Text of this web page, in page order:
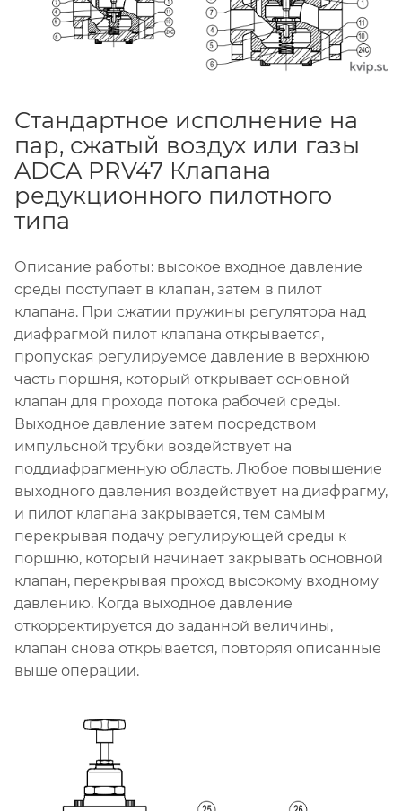
Стандартное исполнение на
пар, сжатый воздух или газы
ADCA PRV47 Клапана
редукционного пилотного
типа
Описание работы: высокое входное давление
среды поступает в клапан, затем в пилот
клапана. При сжатии пружины регулятора над
диафрагмой пилот клапана открывается,
пропуская регулируемое давление в верхнюю
часть поршня, который открывает основной
клапан для прохода потока рабочей среды.
Выходное давление затем посредством
импульсной трубки воздействует на
поддиафрагменную область. Любое повышение
выходного давления воздействует на диафрагму,
и пилот клапана закрывается, тем самым
перекрывая подачу регулирующей среды к
поршню, который начинает закрывать основной
клапан, перекрывая проход высокому входному
давлению. Когда выходное давление
откорректируется до заданной величины,
клапан снова открывается, повторяя описанные
выше операции.